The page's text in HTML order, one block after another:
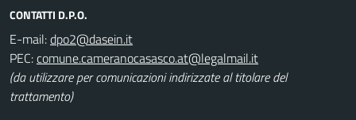
CONTATTI D.P.O.
E-mail:
PEC:
(da utilizzare per comunicazioni indirizzate al titolare del
trattamento)